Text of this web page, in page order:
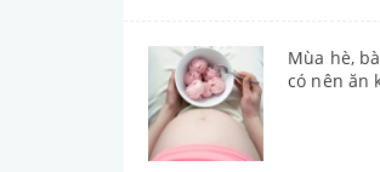
Mùa hè,
có nên ăn